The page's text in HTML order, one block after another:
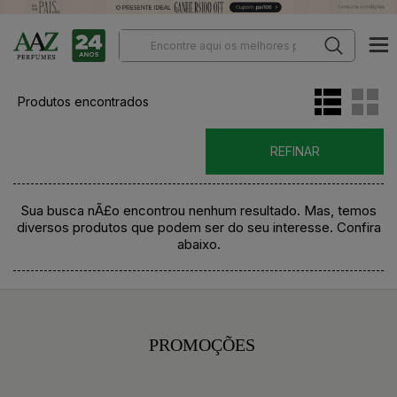
Produtos encontrados
REFINAR
Sua busca nÃ£o encontrou nenhum resultado. Mas, temos
diversos produtos que podem ser do seu interesse. Confira
abaixo.
PROMOÇÕES